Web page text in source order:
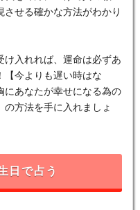
させる確かな方法がわかり
け入れれば、運命は必ずあ
【今よりも遅い時はな
にあなたが幸せになる為の
の方法を手に入れましょ
日で占う